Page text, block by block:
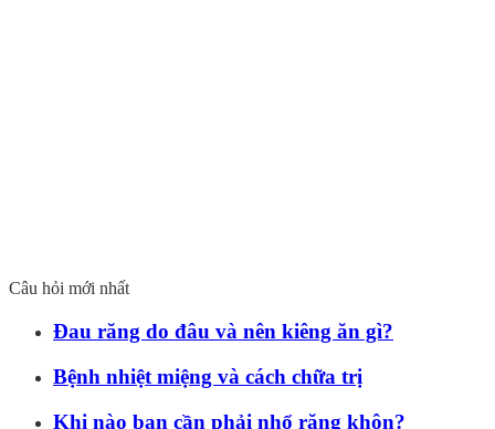
Câu hỏi mới nhất
Đau răng do đâu và nên kiêng ăn gì?
Bệnh nhiệt miệng và cách chữa trị
Khi nào bạn cần phải nhổ răng khôn?